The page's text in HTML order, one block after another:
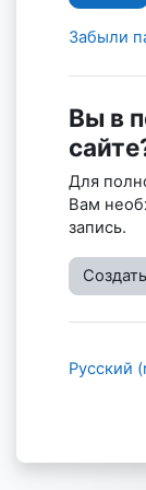
Забыли
Вы в
Для
Вам
запись.
Русский